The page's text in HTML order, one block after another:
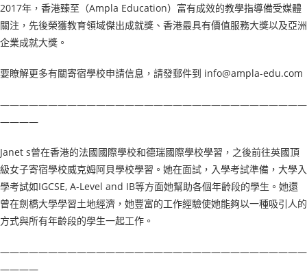
2017年，香港臻至（Ampla Education）富有成效的教學指導備受媒體
關注，先後榮獲教育領域傑出成就獎、香港最具有價值服務大獎以及亞洲
企業成就大獎。
要瞭解更多有關寄宿學校申請信息，請發郵件到 info@ampla-edu.com
————————————————————————————————
————
Janet s曾在香港的法國國際學校和德瑞國際學校學習，之後前往英國頂
級女子寄宿學校威克姆阿貝學校學習。她在面試，入學考試準備，大學入
學考試如IGCSE, A-Level and IB等方面她幫助各個年齡段的學生。她還
曾在劍橋大學學習土地經濟，她豐富的工作經驗使她能夠以一種吸引人的
方式與所有年齡段的學生一起工作。
————————————————————————————————